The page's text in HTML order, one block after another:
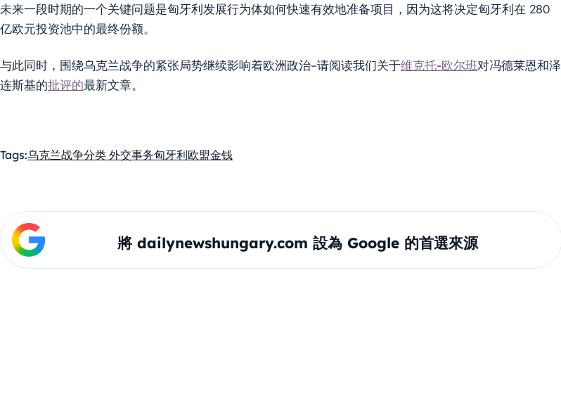
未来一段时期的一个关键问题是匈牙利发展行为体如何快速有效地准备项目，因为这将决定匈牙利在 280
亿欧元投资池中的最终份额。
与此同时，围绕乌克兰战争的紧张局势继续影响着欧洲政治–请阅读我们关于维克托-欧尔班对冯德莱恩和泽
连斯基的批评的最新文章。
Tags:乌克兰战争分类 外交事务匈牙利欧盟金钱
將 dailynewshungary.com 設為 Google 的首選來源